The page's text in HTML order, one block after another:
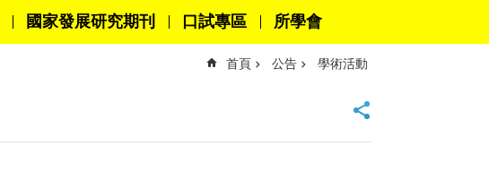
國家發展研究期刊 口試專區 所學會
首頁 公告 學術活動